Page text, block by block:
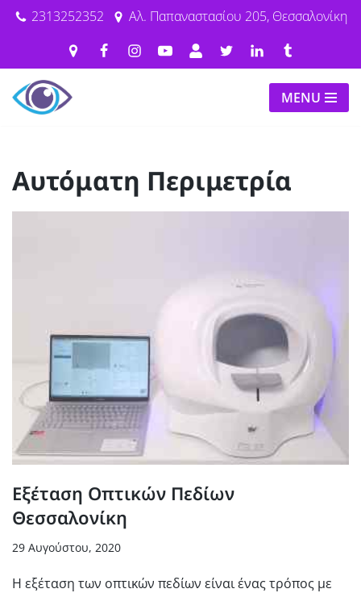
Μεταπηδήστε
περιεχόμενο
2313252352 Αλ. Παπαναστασίου 205, Θεσσαλονίκη
MENU
Αυτόματη Περιμετρία
Εξέταση Οπτικών Πεδίων
Θεσσαλονίκη
29 Αυγούστου, 2020
Η εξέταση των οπτικών πεδίων είναι ένας τρόπος με